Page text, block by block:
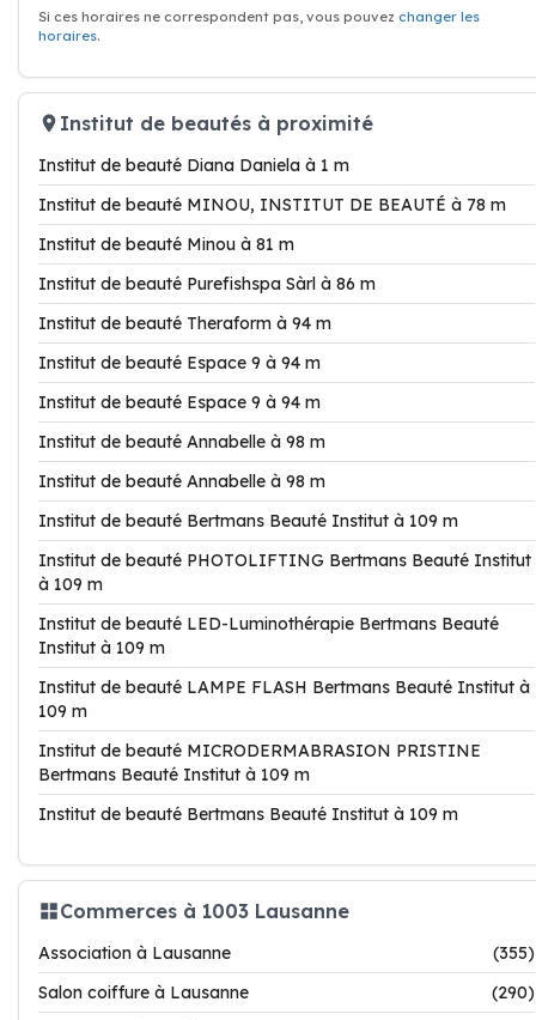
Si ces horaires ne correspondent pas, vous pouvez changer les
horaires.
Institut de beautés à proximité
Institut de beauté Diana Daniela à 1 m
Institut de beauté MINOU, INSTITUT DE BEAUTÉ à 78 m
Institut de beauté Minou à 81 m
Institut de beauté Purefishspa Sàrl à 86 m
Institut de beauté Theraform à 94 m
Institut de beauté Espace 9 à 94 m
Institut de beauté Espace 9 à 94 m
Institut de beauté Annabelle à 98 m
Institut de beauté Annabelle à 98 m
Institut de beauté Bertmans Beauté Institut à 109 m
Institut de beauté PHOTOLIFTING Bertmans Beauté Institut
à 109 m
Institut de beauté LED-Luminothérapie Bertmans Beauté
Institut à 109 m
Institut de beauté LAMPE FLASH Bertmans Beauté Institut à
109 m
Institut de beauté MICRODERMABRASION PRISTINE
Bertmans Beauté Institut à 109 m
Institut de beauté Bertmans Beauté Institut à 109 m
Commerces à 1003 Lausanne
Association à Lausanne
(355)
Salon coiffure à Lausanne
(290)